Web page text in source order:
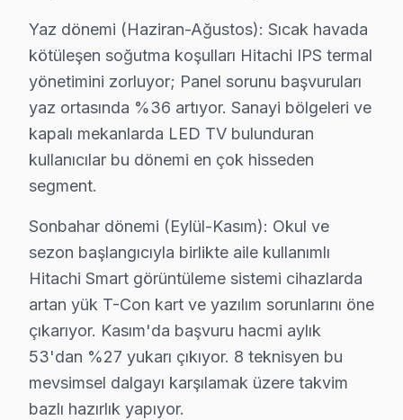
Hitachi Uzman Teknisyen Ekibi — Esenyurt
Murat T. — Hitachi Servis Uzmanı
12 yıllık Hitachi TV tamir deneyimi. Esenyurt ve çevre
· Hitachi fabrika servis sertifikası
· Orijinal ve OEM yedek parça tedarikçisi
· 2010'dan günümüze tüm Hitachi modelleri
Esenyurt Servis İstatistikleri
· Esenyurt'de450+Hitachi TV tamiri
· Müşteri memnuniyeti%96
· Ortalama tamir süresi:1–2 iş günü
· Tüm işlemler2 yıl garantili
Yaz dönemi (Haziran-Ağustos): Sıcak havada
kötüleşen soğutma koşulları Hitachi IPS termal
yönetimini zorluyor; Panel sorunu başvuruları
yaz ortasında %36 artıyor. Sanayi bölgeleri ve
kapalı mekanlarda LED TV bulunduran
kullanıcılar bu dönemi en çok hisseden
segment.
Sonbahar dönemi (Eylül-Kasım): Okul ve
sezon başlangıcıyla birlikte aile kullanımlı
Hitachi Smart görüntüleme sistemi cihazlarda
artan yük T-Con kart ve yazılım sorunlarını öne
çıkarıyor. Kasım'da başvuru hacmi aylık
53'dan %27 yukarı çıkıyor. 8 teknisyen bu
mevsimsel dalgayı karşılamak üzere takvim
bazlı hazırlık yapıyor.